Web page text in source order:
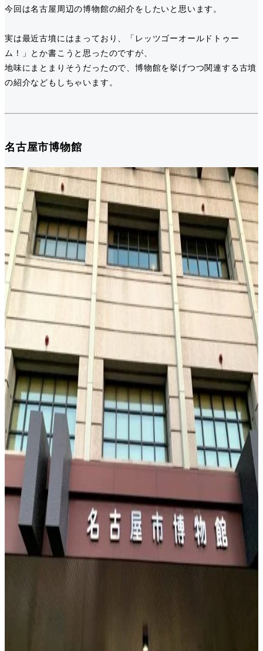
今回は名古屋周辺の博物館の紹介をしたいと思います。
実は最近古墳にはまっており、「レッツゴーオールドトゥー
ム！」とか書こうと思ったのですが、
地味にまとまりそうだったので、博物館を挙げつつ関連する古墳
の紹介などもしちゃいます。
名古屋市博物館